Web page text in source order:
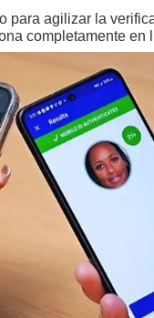
para agilizar la
completamente en